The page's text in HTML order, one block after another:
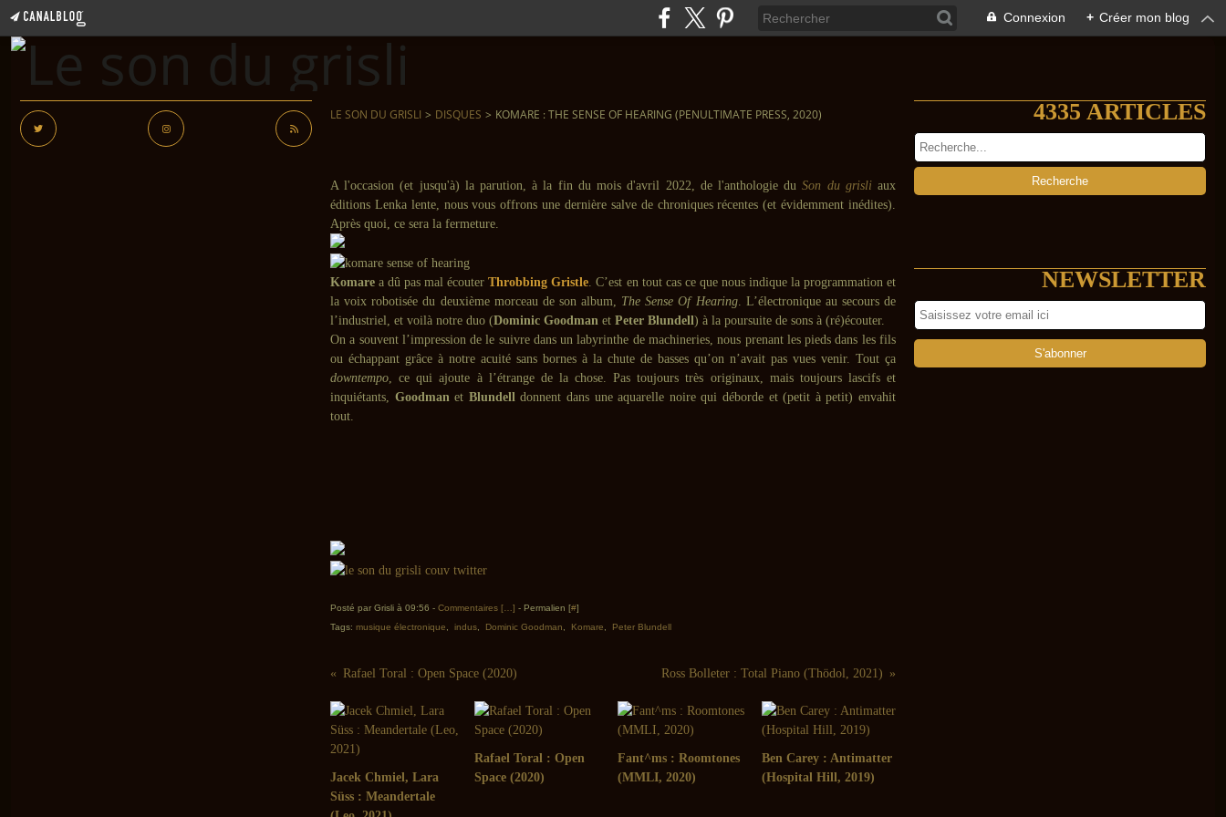
Connexion + Créer mon blog
LE SON DU GRISLI > DISQUES > KOMARE : THE SENSE OF HEARING (PENULTIMATE PRESS, 2020)
A l'occasion (et jusqu'à) la parution, à la fin du mois d'avril 2022, de l'anthologie du Son du grisliaux
éditions Lenka lente, nous vous offrons une dernière salve de chroniques récentes (et évidemment inédites).
Après quoi, ce sera la fermeture.
Komare a dû pas mal écouterThrobbing Gristle. C’est en tout cas ce que nous indique la programmation et
la voix robotisée du deuxième morceau de son album, The Sense Of Hearing. L’électronique au secours de
l’industriel, et voilà notre duo (Dominic Goodman et Peter Blundell) à la poursuite de sons à (ré)écouter.
On a souvent l’impression de le suivre dans un labyrinthe de machineries, nous prenant les pieds dans les fils
ou échappant grâce à notre acuité sans bornes à la chute de basses qu’on n’avait pas vues venir. Tout ça
downtempo, ce qui ajoute à l’étrange de la chose. Pas toujours très originaux, mais toujours lascifs et
inquiétants, Goodmanet Blundelldonnent dans une aquarelle noire qui déborde et (petit à petit) envahit
tout.
Posté par Grisli à 09:56 - Commentaires [ ] - Permalien [#]
Tags: musique électronique indus Dominic Goodman Komare Peter Blundell
Rafael Toral : Open Space (2020) Ross Bolleter : Total Piano (Thödol, 2021)
Jacek Chmiel, Lara
Süss : Meandertale
Rafael Toral : Open
Space (2020)
Fant^ms : Roomtones
(MMLI, 2020)
Ben Carey : Antimatter
(Hospital Hill, 2019)
4335 ARTICLES
NEWSLETTER